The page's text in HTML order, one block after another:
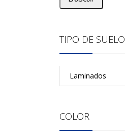
TIPO DE SUELO
COLOR